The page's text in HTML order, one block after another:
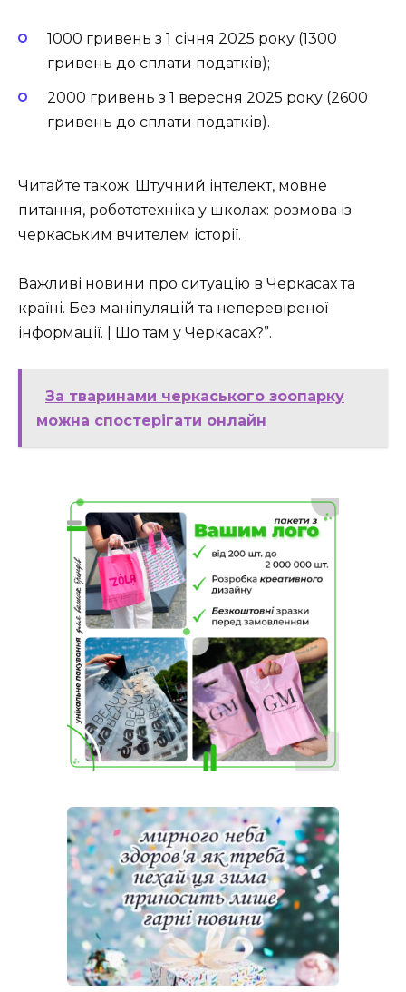
1000 гривень з 1 січня 2025 року (1300
гривень до сплати податків);
2000 гривень з 1 вересня 2025 року (2600
гривень до сплати податків).
Читайте також: Штучний інтелект, мовне
питання, робототехніка у школах: розмова із
черкаським вчителем історії.
Важливі новини про ситуацію в Черкасах та
країні. Без маніпуляцій та неперевіреної
інформації. | Шо там у Черкасах?”.
За тваринами черкаського зоопарку
можна спостерігати онлайн